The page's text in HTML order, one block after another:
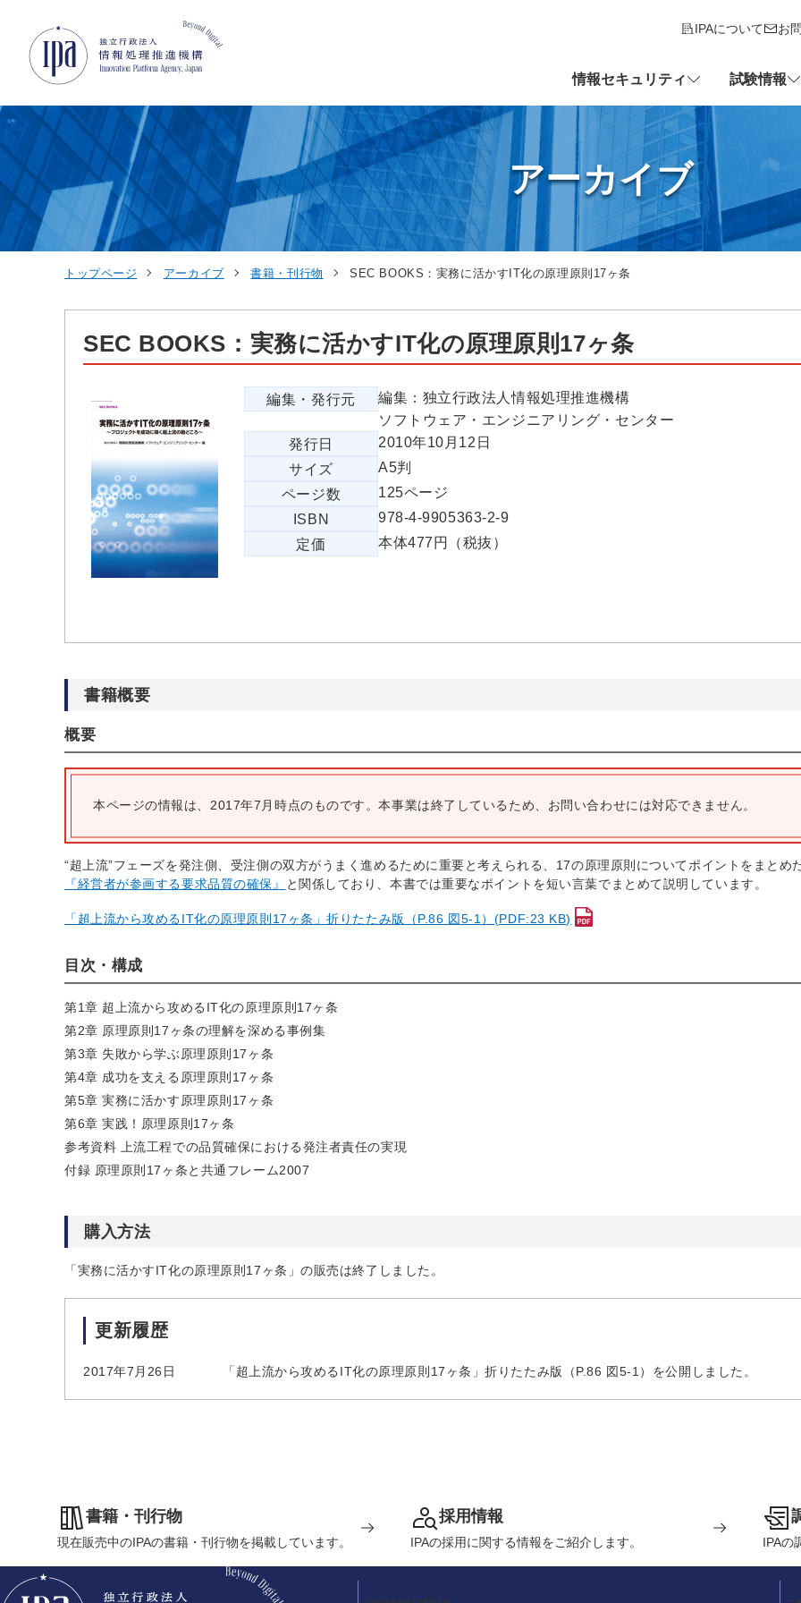
IPAについて
お
情報セキュリティ 試験情報
アーカイブ
トップページ アーカイブ 書籍・刊行物 SEC BOOKS：実務に活かすIT化の原理原則17ヶ条
SEC BOOKS：実務に活かすIT化の原理原則17ヶ条
編集・発行元
編集：独立行政法人情報処理推進機構
ソフトウェア・エンジニアリング・センター
発行日
2010年10月12日
サイズ
A5判
ページ数
125ページ
ISBN
978-4-9905363-2-9
定価
本体477円（税抜）
書籍概要
概要
本ページの情報は、2017年7月時点のものです。本事業は終了しているため、お問い合わせには対応できません。
“超上流”フェーズを発注側、受注側の双方がうまく進めるために重要と考えられる、17の原理原則についてポイントをまとめ
『経営者が参画する要求品質の確保』
と関係しており、本書では重要なポイントを短い言葉でまとめて説明しています。
「超上流から攻めるIT化の原理原則17ヶ条」折りたたみ版（P.86 図5-1）(PDF:23 KB)
目次・構成
第1章 超上流から攻めるIT化の原理原則17ヶ条
第2章 原理原則17ヶ条の理解を深める事例集
第3章 失敗から学ぶ原理原則17ヶ条
第4章 成功を支える原理原則17ヶ条
第5章 実務に活かす原理原則17ヶ条
第6章 実践！原理原則17ヶ条
参考資料 上流工程での品質確保における発注者責任の実現
付録 原理原則17ヶ条と共通フレーム2007
購入方法
「実務に活かすIT化の原理原則17ヶ条」の販売は終了しました。
更新履歴
2017年7月26日 「超上流から攻めるIT化の原理原則17ヶ条」折りたたみ版（P.86 図5-1）を公開しました。
書籍・刊行物
現在販売中のIPAの書籍・刊行物を掲載しています。
採用情報
IPAの採用に関する情報をご紹介します。 IPAの